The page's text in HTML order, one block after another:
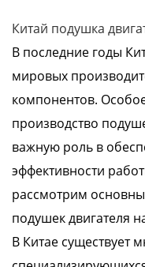
Китай подушка
В последние годы
мировых
компонентов.
производство
важную роль в
эффективности
рассмотрим
подушек двигателя
В Китае существует